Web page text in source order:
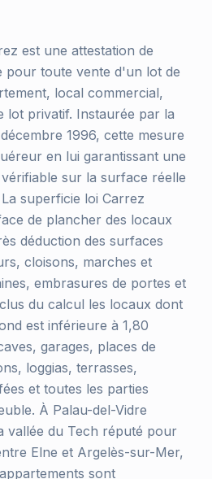
est une attestation de
pour toute vente d'un lot de
local commercial,
lot privatif. Instaurée par la
1996, cette mesure
en lui garantissant une
sur la surface réelle
superficie loi Carrez
de plancher des locaux
déduction des surfaces
cloisons, marches et
embrasures de portes et
du calcul les locaux dont
est inférieure à 1,80
garages, places de
loggias, terrasses,
et toutes les parties
À Palau-del-Vidre
vallée du Tech réputé pour
Elne et Argelès-sur-Mer,
sont